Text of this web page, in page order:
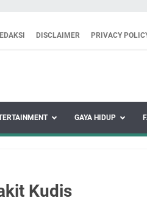
DISCLAIMER PRIVACY
GAYA HIDUP
Kudis